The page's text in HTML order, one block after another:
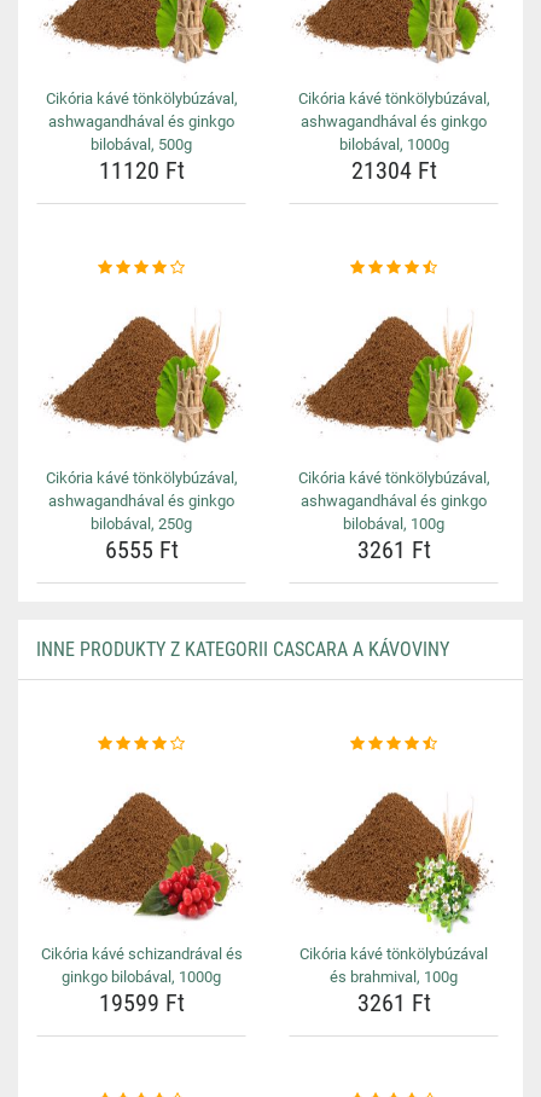
Cikória kávé tönkölybúzával,
ashwagandhával és ginkgo
bilobával, 500g
11120 Ft
Cikória kávé tönkölybúzával,
ashwagandhával és ginkgo
bilobával, 1000g
21304 Ft
Cikória kávé tönkölybúzával,
ashwagandhával és ginkgo
bilobával, 250g
6555 Ft
Cikória kávé tönkölybúzával,
ashwagandhával és ginkgo
bilobával, 100g
3261 Ft
INNE PRODUKTY Z KATEGORII CASCARA A KÁVOVINY
Cikória kávé schizandrával és
ginkgo bilobával, 1000g
19599 Ft
Cikória kávé tönkölybúzával
és brahmival, 100g
3261 Ft